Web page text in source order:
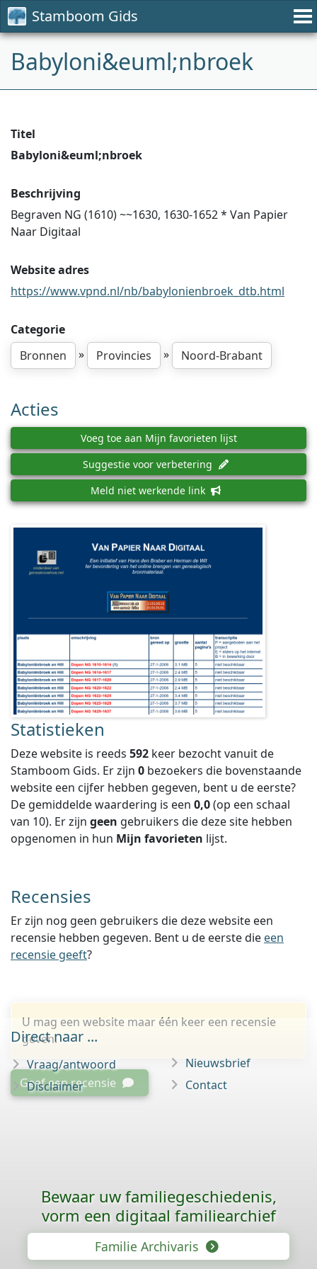
Stamboom Gids
Babyloni&euml;nbroek
Titel
Babyloni&euml;nbroek
Beschrijving
Begraven NG (1610) ~~1630, 1630-1652 * Van Papier
Naar Digitaal
Website adres
https://www.vpnd.nl/nb/babylonienbroek_dtb.html
Categorie
Bronnen
» Provincies » Noord-Brabant
Acties
Voeg toe aan Mijn favorieten lijst
Suggestie voor verbetering
Meld niet werkende link
Statistieken
Deze website is reeds 592 keer bezocht vanuit de
Stamboom Gids. Er zijn 0 bezoekers die bovenstaande
website een cijfer hebben gegeven, bent u de eerste?
De gemiddelde waardering is een 0,0(op een schaal
van 10). Er zijn geen gebruikers die deze site hebben
opgenomen in hun Mijn favorieten lijst.
Recensies
Er zijn nog geen gebruikers die deze website een
recensie hebben gegeven. Bent u de eerste die een
recensie geeft?
U mag een website maar één keer een recensie
geven.
Geef een recensie
Direct naar ...
Vraag/antwoord
Disclaimer
Nieuwsbrief
Contact
Bewaar uw familie­geschiedenis,
vorm een digitaal familiearchief
Familie Archivaris